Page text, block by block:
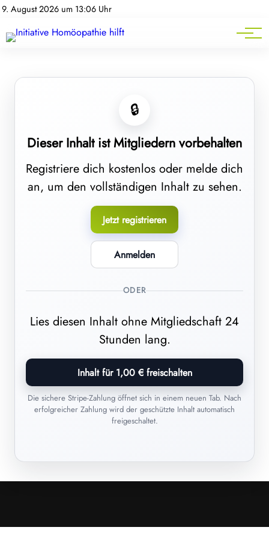
9. August 2026 um 13:06 Uhr
Homöopathie-News
Service
🔒
Dieser Inhalt ist Mitgliedern vorbehalten
Registriere dich kostenlos oder melde dich
an, um den vollständigen Inhalt zu sehen.
Jetzt registrieren
Anmelden
ODER
Lies diesen Inhalt ohne Mitgliedschaft 24
Stunden lang.
Inhalt für 1,00 € freischalten
Die sichere Stripe-Zahlung öffnet sich in einem neuen Tab. Nach
erfolgreicher Zahlung wird der geschützte Inhalt automatisch
freigeschaltet.